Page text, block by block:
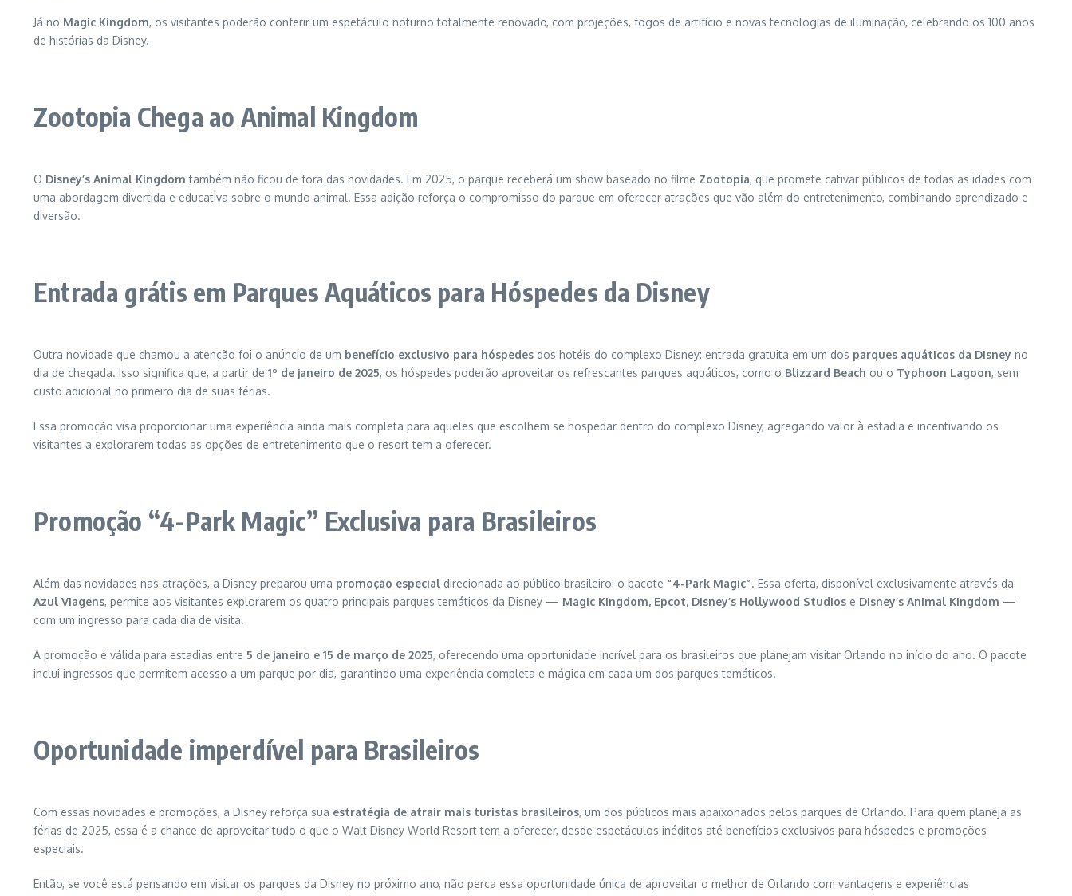
Já no Magic Kingdom, os visitantes poderão conferir um espetáculo noturno totalmente renovado, com projeções, fogos de artifício e novas tecnologias de iluminação, celebrando os 100 anos
de histórias da Disney.
Zootopia Chega ao Animal Kingdom
O Disney’s Animal Kingdom também não ficou de fora das novidades. Em 2025, o parque receberá um show baseado no filme Zootopia, que promete cativar públicos de todas as idades com
uma abordagem divertida e educativa sobre o mundo animal. Essa adição reforça o compromisso do parque em oferecer atrações que vão além do entretenimento, combinando aprendizado e
diversão.
Entrada grátis em Parques Aquáticos para Hóspedes da Disney
Outra novidade que chamou a atenção foi o anúncio de um benefício exclusivo para hóspedes dos hotéis do complexo Disney: entrada gratuita em um dos parques aquáticos da Disney no
dia de chegada. Isso significa que, a partir de 1º de janeiro de 2025, os hóspedes poderão aproveitar os refrescantes parques aquáticos, como o Blizzard Beach ou o Typhoon Lagoon, sem
custo adicional no primeiro dia de suas férias.
Essa promoção visa proporcionar uma experiência ainda mais completa para aqueles que escolhem se hospedar dentro do complexo Disney, agregando valor à estadia e incentivando os
visitantes a explorarem todas as opções de entretenimento que o resort tem a oferecer.
Promoção “4-Park Magic” Exclusiva para Brasileiros
Além das novidades nas atrações, a Disney preparou uma promoção especial direcionada ao público brasileiro: o pacote “4-Park Magic”. Essa oferta, disponível exclusivamente através da
Azul Viagens, permite aos visitantes explorarem os quatro principais parques temáticos da Disney — Magic Kingdom, Epcot, Disney’s Hollywood Studios e Disney’s Animal Kingdom —
com um ingresso para cada dia de visita.
A promoção é válida para estadias entre 5 de janeiro e 15 de março de 2025, oferecendo uma oportunidade incrível para os brasileiros que planejam visitar Orlando no início do ano. O pacote
inclui ingressos que permitem acesso a um parque por dia, garantindo uma experiência completa e mágica em cada um dos parques temáticos.
Oportunidade imperdível para Brasileiros
Com essas novidades e promoções, a Disney reforça sua estratégia de atrair mais turistas brasileiros, um dos públicos mais apaixonados pelos parques de Orlando. Para quem planeja as
férias de 2025, essa é a chance de aproveitar tudo o que o Walt Disney World Resort tem a oferecer, desde espetáculos inéditos até benefícios exclusivos para hóspedes e promoções
especiais.
Então, se você está pensando em visitar os parques da Disney no próximo ano, não perca essa oportunidade única de aproveitar o melhor de Orlando com vantagens e experiências